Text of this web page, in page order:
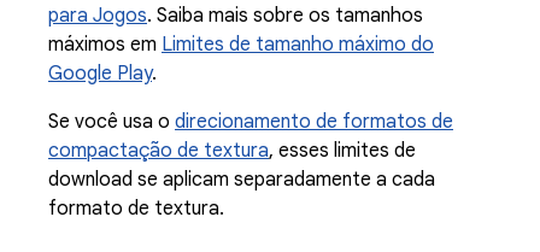
para Jogos. Saiba mais sobre os tamanhos
máximos em Limites de tamanho máximo do
Google Play.
Se você usa o direcionamento de formatos de
compactação de textura, esses limites de
download se aplicam separadamente a cada
formato de textura.